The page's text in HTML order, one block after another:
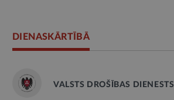
DIENASKĀRTĪBĀ
VALSTS DROŠĪBAS DIENESTS